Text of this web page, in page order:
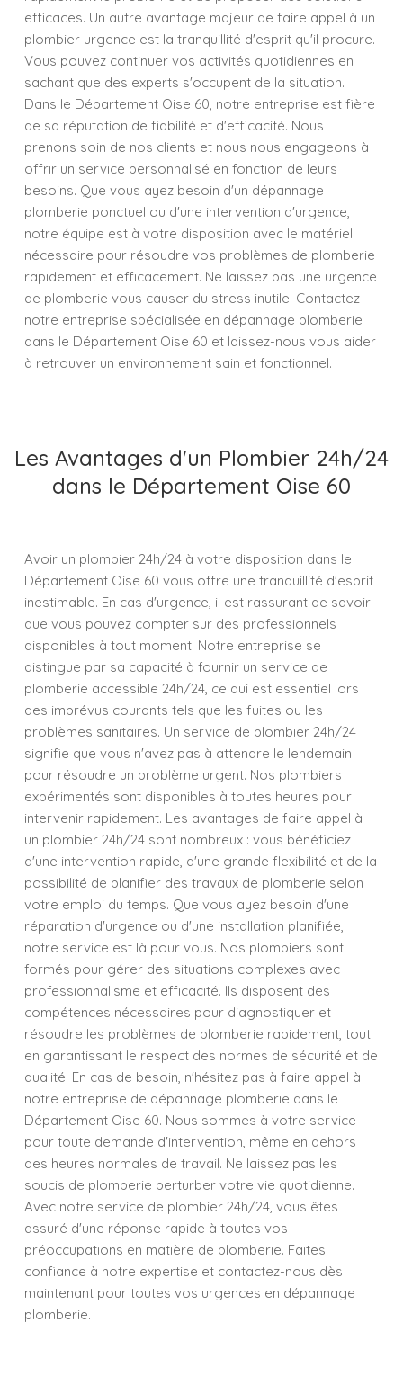
efficaces. Un autre avantage majeur de faire appel à un
plombier urgence est la tranquillité d'esprit qu'il procure.
Vous pouvez continuer vos activités quotidiennes en
sachant que des experts s'occupent de la situation.
Dans le Département Oise 60, notre entreprise est fière
de sa réputation de fiabilité et d'efficacité. Nous
prenons soin de nos clients et nous nous engageons à
offrir un service personnalisé en fonction de leurs
besoins. Que vous ayez besoin d'un dépannage
plomberie ponctuel ou d'une intervention d'urgence,
notre équipe est à votre disposition avec le matériel
nécessaire pour résoudre vos problèmes de plomberie
rapidement et efficacement. Ne laissez pas une urgence
de plomberie vous causer du stress inutile. Contactez
notre entreprise spécialisée en dépannage plomberie
dans le Département Oise 60 et laissez-nous vous aider
à retrouver un environnement sain et fonctionnel.
Les Avantages d'un Plombier 24h/24
dans le Département Oise 60
Avoir un plombier 24h/24 à votre disposition dans le
Département Oise 60 vous offre une tranquillité d'esprit
inestimable. En cas d'urgence, il est rassurant de savoir
que vous pouvez compter sur des professionnels
disponibles à tout moment. Notre entreprise se
distingue par sa capacité à fournir un service de
plomberie accessible 24h/24, ce qui est essentiel lors
des imprévus courants tels que les fuites ou les
problèmes sanitaires. Un service de plombier 24h/24
signifie que vous n'avez pas à attendre le lendemain
pour résoudre un problème urgent. Nos plombiers
expérimentés sont disponibles à toutes heures pour
intervenir rapidement. Les avantages de faire appel à
un plombier 24h/24 sont nombreux : vous bénéficiez
d'une intervention rapide, d'une grande flexibilité et de la
possibilité de planifier des travaux de plomberie selon
votre emploi du temps. Que vous ayez besoin d'une
réparation d'urgence ou d'une installation planifiée,
notre service est là pour vous. Nos plombiers sont
formés pour gérer des situations complexes avec
professionnalisme et efficacité. Ils disposent des
compétences nécessaires pour diagnostiquer et
résoudre les problèmes de plomberie rapidement, tout
en garantissant le respect des normes de sécurité et de
qualité. En cas de besoin, n'hésitez pas à faire appel à
notre entreprise de dépannage plomberie dans le
Département Oise 60. Nous sommes à votre service
pour toute demande d'intervention, même en dehors
des heures normales de travail. Ne laissez pas les
soucis de plomberie perturber votre vie quotidienne.
Avec notre service de plombier 24h/24, vous êtes
assuré d'une réponse rapide à toutes vos
préoccupations en matière de plomberie. Faites
confiance à notre expertise et contactez-nous dès
maintenant pour toutes vos urgences en dépannage
plomberie.